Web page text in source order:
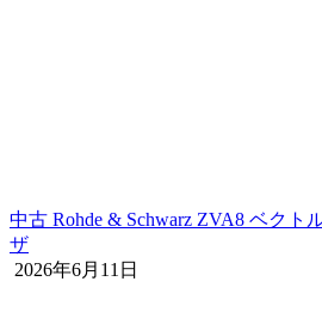
中古 Rohde & Schwarz ZVA8 ベクト
ザ
2026年6月11日